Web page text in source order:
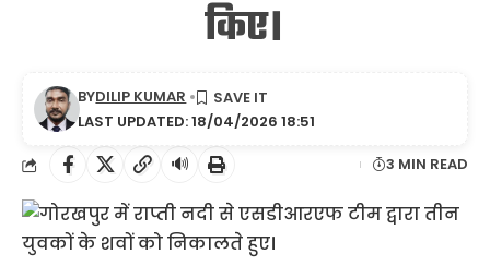
किए।
LAST UPDATED: 18/04/2026 18:51
BYDILIP KUMAR
🔊 3 MIN READ